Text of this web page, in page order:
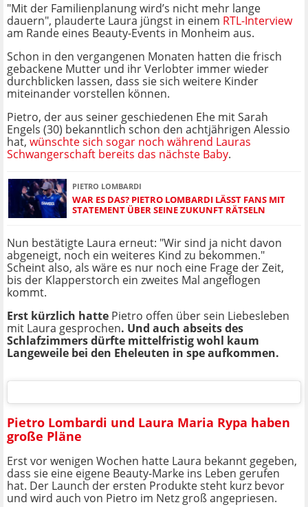
"Mit der Familienplanung wird’s nicht mehr lange
dauern", plauderte Laura jüngst in einem RTL-Interview
am Rande eines Beauty-Events in Monheim aus.
Schon in den vergangenen Monaten hatten die frisch
gebackene Mutter und ihr Verlobter immer wieder
durchblicken lassen, dass sie sich weitere Kinder
miteinander vorstellen können.
Pietro, der aus seiner geschiedenen Ehe mit Sarah
Engels (30) bekanntlich schon den achtjährigen Alessio
hat, wünschte sich sogar noch während Lauras
Schwangerschaft bereits das nächste Baby.
PIETRO LOMBARDI
WAR ES DAS? PIETRO LOMBARDI LÄSST FANS MIT
STATEMENT ÜBER SEINE ZUKUNFT RÄTSELN
Nun bestätigte Laura erneut: "Wir sind ja nicht davon
abgeneigt, noch ein weiteres Kind zu bekommen."
Scheint also, als wäre es nur noch eine Frage der Zeit,
bis der Klapperstorch ein zweites Mal angeflogen
kommt.
Erst kürzlich hatte Pietro offen über sein Liebesleben
mit Laura gesprochen. Und auch abseits des
Schlafzimmers dürfte mittelfristig wohl kaum
Langeweile bei den Eheleuten in spe aufkommen.
Pietro Lombardi und Laura Maria Rypa haben
große Pläne
Erst vor wenigen Wochen hatte Laura bekannt gegeben,
dass sie eine eigene Beauty-Marke ins Leben gerufen
hat. Der Launch der ersten Produkte steht kurz bevor
und wird auch von Pietro im Netz groß angepriesen.